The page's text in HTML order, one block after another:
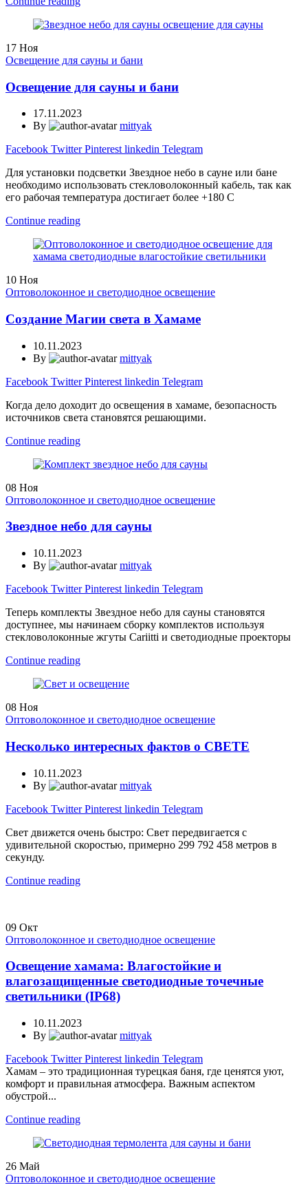
17 Ноя
Освещение для сауны и бани
Освещение для сауны и бани
17.11.2023
By
mittyak
Facebook Twitter Pinterest linkedin Telegram
Для установки подсветки Звездное небо в сауне или бане
необходимо использовать стекловолоконный кабель, так как
его рабочая температура достигает более +180 С
Continue reading
10 Ноя
Оптоволоконное и светодиодное освещение
Создание Магии света в Хамаме
10.11.2023
By
mittyak
Facebook Twitter Pinterest linkedin Telegram
Когда дело доходит до освещения в хамаме, безопасность
источников света становятся решающими.
Continue reading
08 Ноя
Оптоволоконное и светодиодное освещение
Звездное небо для сауны
10.11.2023
By
mittyak
Facebook Twitter Pinterest linkedin Telegram
Теперь комплекты Звездное небо для сауны становятся
доступнее, мы начинаем сборку комплектов используя
стекловолоконные жгуты Cariitti и светодиодные проекторы
Continue reading
08 Ноя
Оптоволоконное и светодиодное освещение
Несколько интересных фактов о СВЕТЕ
10.11.2023
By
mittyak
Facebook Twitter Pinterest linkedin Telegram
Свет движется очень быстро: Свет передвигается с
удивительной скоростью, примерно 299 792 458 метров в
секунду.
Continue reading
09 Окт
Оптоволоконное и светодиодное освещение
Освещение хамама: Влагостойкие и
влагозащищенные светодиодные точечные
светильники (IP68)
10.11.2023
By
mittyak
Facebook Twitter Pinterest linkedin Telegram
Хамам – это традиционная турецкая баня, где ценятся уют,
комфорт и правильная атмосфера. Важным аспектом
обустрой...
Continue reading
26 Май
Оптоволоконное и светодиодное освещение